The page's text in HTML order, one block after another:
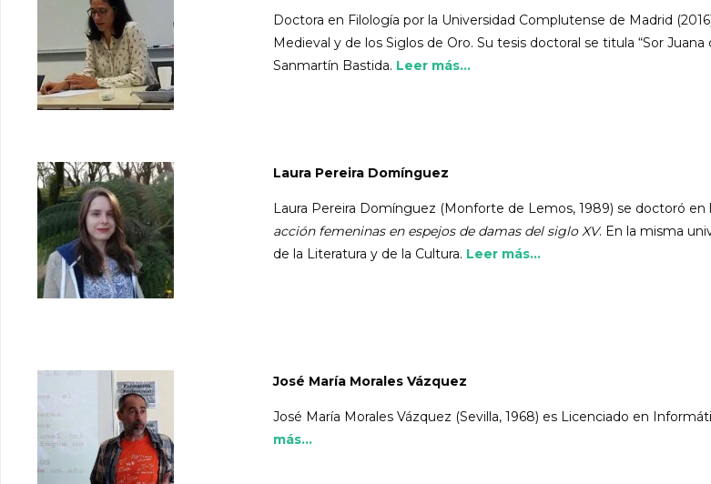
Doctora en Filología por la Universidad Complutense de Madrid
Medieval y de los Siglos de Oro. Su tesis doctoral se titula “Sor
Sanmartín Bastida. Leer más...
Laura Pereira Domínguez
Laura Pereira Domínguez (Monforte de Lemos, 1989) se doctoró
acción femeninas en espejos de damas del siglo XV. En la misma
de la Literatura y de la Cultura. Leer más...
José María Morales Vázquez
José María Morales Vázquez (Sevilla, 1968) es Licenciado en
más...